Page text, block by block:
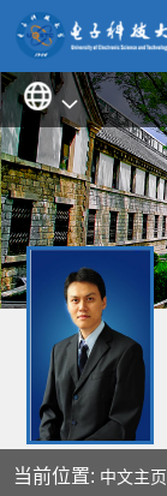
当前位置: 中文主页